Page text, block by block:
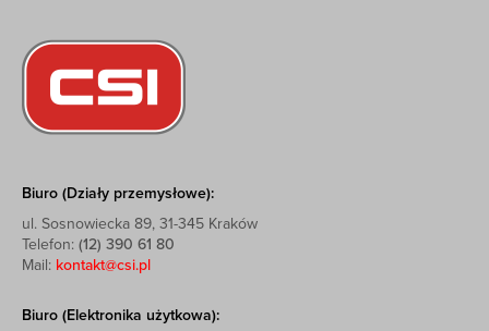
Biuro (Działy przemysłowe):
ul. Sosnowiecka 89, 31-345 Kraków
Telefon: (12) 390 61 80
Mail: kontakt@csi.pl
Biuro (Elektronika użytkowa):